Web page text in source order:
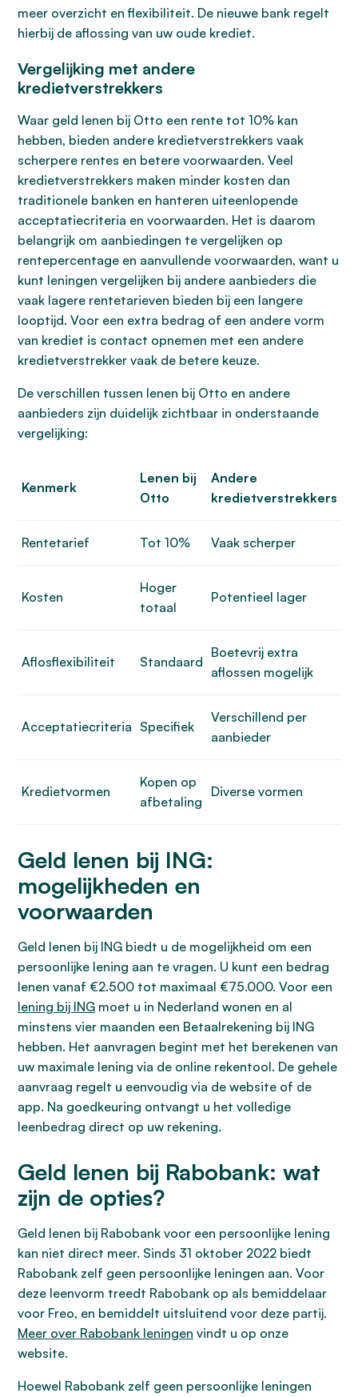
meer overzicht en flexibiliteit. De nieuwe bank regelt
hierbij de aflossing van uw oude krediet.
Vergelijking met andere
kredietverstrekkers
Waar geld lenen bij Otto een rente tot 10% kan
hebben, bieden andere kredietverstrekkers vaak
scherpere rentes en betere voorwaarden. Veel
kredietverstrekkers maken minder kosten dan
traditionele banken en hanteren uiteenlopende
acceptatiecriteria en voorwaarden. Het is daarom
belangrijk om aanbiedingen te vergelijken op
rentepercentage en aanvullende voorwaarden, want u
kunt leningen vergelijken bij andere aanbieders die
vaak lagere rentetarieven bieden bij een langere
looptijd. Voor een extra bedrag of een andere vorm
van krediet is contact opnemen met een andere
kredietverstrekker vaak de betere keuze.
De verschillen tussen lenen bij Otto en andere
aanbieders zijn duidelijk zichtbaar in onderstaande
vergelijking:
Kenmerk
Lenen bij
Otto
Andere
kredietverstrekkers
Rentetarief Tot 10% Vaak scherper
Kosten
Hoger
totaal
Potentieel lager
Aflosflexibiliteit Standaard
Boetevrij extra
aflossen mogelijk
Acceptatiecriteria Specifiek
Verschillend per
aanbieder
Kredietvormen
Kopen op
afbetaling
Diverse vormen
Geld lenen bij ING:
mogelijkheden en
voorwaarden
Geld lenen bij ING biedt u de mogelijkheid om een
persoonlijke lening aan te vragen. U kunt een bedrag
lenen vanaf €2.500 tot maximaal €75.000. Voor een
lening bij ING moet u in Nederland wonen en al
minstens vier maanden een Betaalrekening bij ING
hebben. Het aanvragen begint met het berekenen van
uw maximale lening via de online rekentool. De gehele
aanvraag regelt u eenvoudig via de website of de
app. Na goedkeuring ontvangt u het volledige
leenbedrag direct op uw rekening.
Geld lenen bij Rabobank: wat
zijn de opties?
Geld lenen bij Rabobank voor een persoonlijke lening
kan niet direct meer. Sinds 31 oktober 2022 biedt
Rabobank zelf geen persoonlijke leningen aan. Voor
deze leenvorm treedt Rabobank op als bemiddelaar
voor Freo, en bemiddelt uitsluitend voor deze partij.
Meer over Rabobank leningen vindt u op onze
website.
Hoewel Rabobank zelf geen persoonlijke leningen